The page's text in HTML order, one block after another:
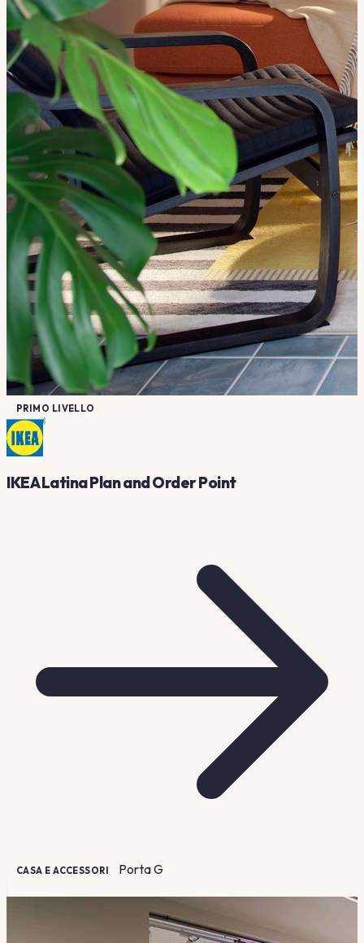
PRIMO LIVELLO
IKEA Latina Plan and Order Point
CASA E ACCESSORI PortaG